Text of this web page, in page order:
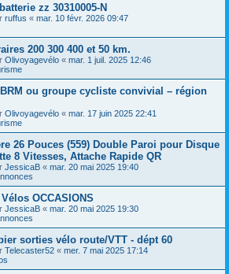
zz 30310005-N
ruffus « mar. 10 févr. 2026 09:47
200 300 400 et 50 km.
Olivoyagevélo « mar. 1 juil. 2025 12:46
ou groupe cycliste convivial – région
Olivoyagevélo « mar. 17 juin 2025 22:41
26 Pouces (559) Double Paroi pour Disque
8 Vitesses, Attache Rapide QR
JessicaB « mar. 20 mai 2025 19:40
OCCASIONS
JessicaB « mar. 20 mai 2025 19:30
sorties vélo route/VTT - dépt 60
Telecaster52 « mer. 7 mai 2025 17:14